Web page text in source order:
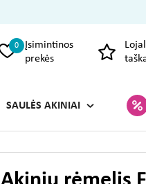
Įsimintinos
prekės
0
SAULĖS AKINIAI